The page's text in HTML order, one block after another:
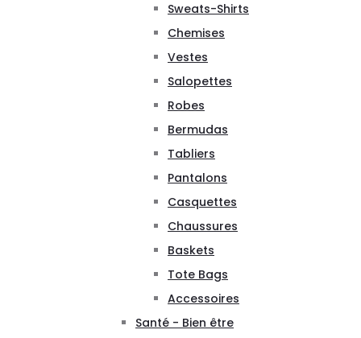
Sweats-Shirts
Chemises
Vestes
Salopettes
Robes
Bermudas
Tabliers
Pantalons
Casquettes
Chaussures
Baskets
Tote Bags
Accessoires
Santé - Bien être